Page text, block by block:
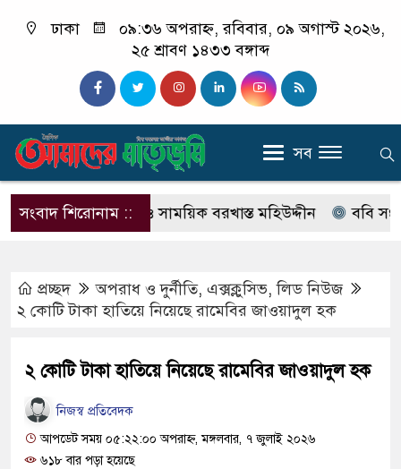
ঢাকা
০৯:৩৬ অপরাহ্ন, রবিবার, ০৯ অগাস্ট ২০২৬,
২৫ শ্রাবণ ১৪৩৩ বঙ্গাব্দ
সব
সংবাদ শিরোনাম ::
আসামি ও সাময়িক বরখাস্ত মহিউদ্দীন ববি সংলগ্ন
প্রচ্ছদ অপরাধ ‍ও দুর্নীতি, এক্সক্লুসিভ,লিড নিউজ
২ কোটি টাকা হাতিয়ে নিয়েছে রামেবির জাওয়াদুল হক
২ কোটি টাকা হাতিয়ে নিয়েছে রামেবির জাওয়াদুল হক
নিজস্ব প্রতিবেদক
আপডেট সময় ০৫:২২:০০ অপরাহ্ন, মঙ্গলবার, ৭ জুলাই ২০২৬
৬১৮ বার পড়া হয়েছে